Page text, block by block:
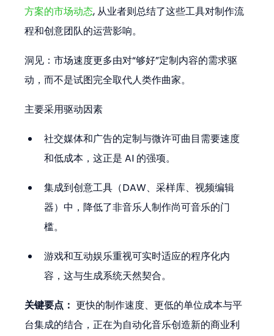
方案的市场动态, 从业者则总结了这些工具对制作流
程和创意团队的运营影响。
洞见：市场速度更多由对“够好”定制内容的需求驱
动，而不是试图完全取代人类作曲家。
主要采用驱动因素
社交媒体和广告的定制与微许可曲目需要速度
和低成本，这正是 AI 的强项。
集成到创意工具（DAW、采样库、视频编辑
器）中，降低了非音乐人制作尚可音乐的门
槛。
游戏和互动娱乐重视可实时适应的程序化内
容，这与生成系统天然契合。
关键要点： 更快的制作速度、更低的单位成本与平
台集成的结合，正在为自动化音乐创造新的商业利